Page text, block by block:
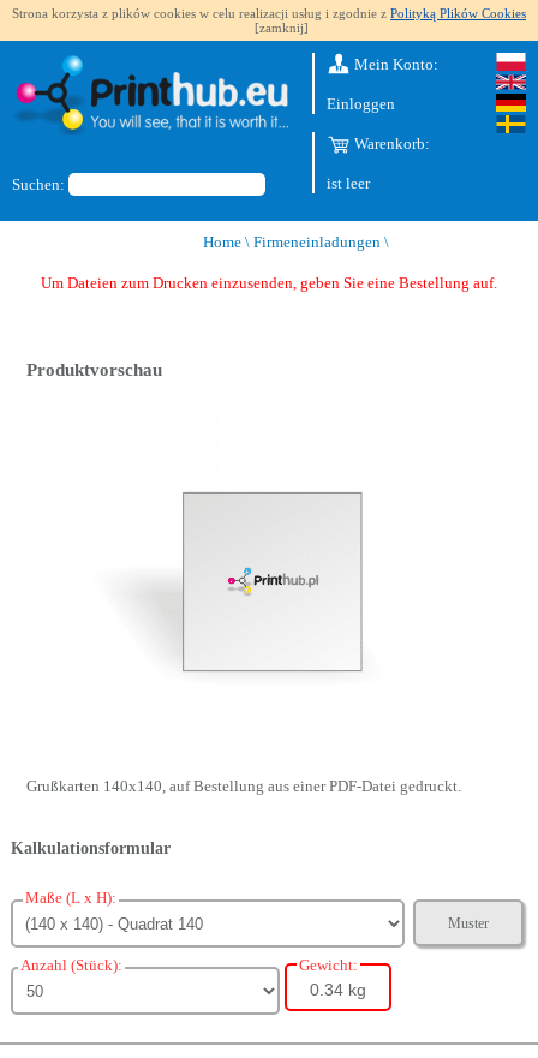
Strona korzysta z plików cookies w celu realizacji usług i zgodnie z Polityką Plików Cookies
[zamknij]
Suchen:
Mein Konto:
Einloggen
Warenkorb:
ist leer
Home\ Firmeneinladungen\
Um Dateien zum Drucken einzusenden, geben Sie eine Bestellung auf.
Produktvorschau
Grußkarten 140x140, auf Bestellung aus einer PDF-Datei gedruckt.
Kalkulationsformular
Maße (L x H):
Muster
Anzahl (Stück): Gewicht:
0.34 kg